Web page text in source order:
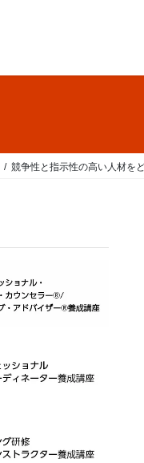
競争性と指示性の高い人材を